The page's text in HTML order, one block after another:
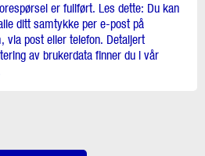
er fullført. Les dette: Du kan
ditt samtykke per e-post på
via post eller telefon. Detaljert
av brukerdata finner du i vår